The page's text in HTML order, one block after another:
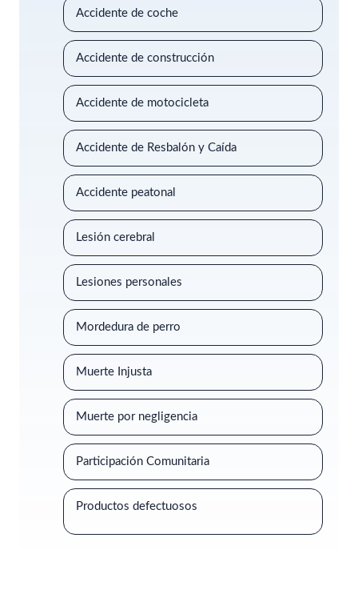
Accidente de coche
Accidente de construcción
Accidente de motocicleta
Accidente de Resbalón y Caída
Accidente peatonal
Lesión cerebral
Lesiones personales
Mordedura de perro
Muerte Injusta
Muerte por negligencia
Participación Comunitaria
Productos defectuosos